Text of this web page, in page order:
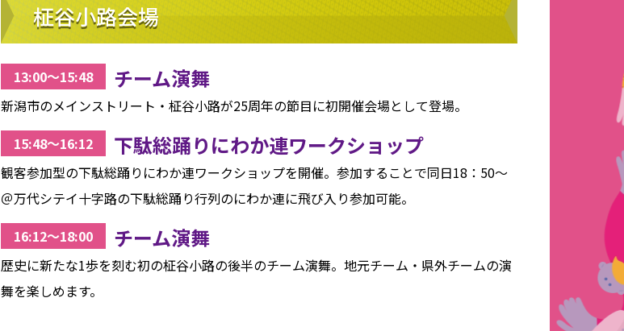
柾谷小路会場
13:00〜15:48 チーム演舞
新潟市のメインストリート・柾谷小路が25周年の節目に初開催会場として登場。
15:48〜16:12
下駄総踊りにわか連ワークショップ
観客参加型の下駄総踊りにわか連ワークショップを開催。参加することで同日18：50～
＠万代シテイ十字路の下駄総踊り行列のにわか連に飛び入り参加可能。
16:12〜18:00
チーム演舞
歴史に新たな1歩を刻む初の柾谷小路の後半のチーム演舞。地元チーム・県外チームの演
舞を楽しめます。